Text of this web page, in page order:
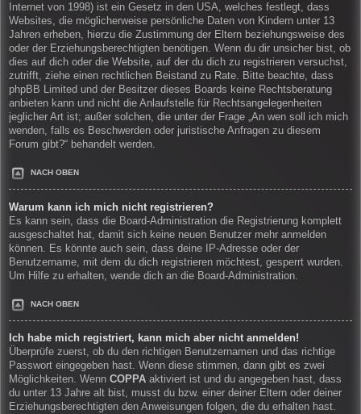
Internet von 1998) ist ein Gesetz in den USA, welches festlegt, dass
Websites, die möglicherweise persönliche Daten von Kindern unter 13
Jahren erheben, hierzu die Zustimmung der Eltern beziehungsweise des
oder der Erziehungsberechtigten benötigen. Wenn du dir unsicher bist, ob
dies auf dich oder die Website, auf der du dich zu registrieren versuchst,
zutrifft, ziehe einen rechtlichen Beistand zu Rate. Bitte beachte, dass
phpBB Limited und der Besitzer dieses Boards keine Rechtsberatung
anbieten kann und nicht die Anlaufstelle für Rechtsangelegenheiten
jeglicher Art ist; außer solchen, die unter der Frage „An wen soll ich mich
wenden, falls es Beschwerden oder juristische Anfragen zu diesem
Forum gibt?“ behandelt werden.
NACH OBEN
Warum kann ich mich nicht registrieren?
Es kann sein, dass die Board-Administration die Registrierung komplett
ausgeschaltet hat, damit sich keine neuen Benutzer mehr anmelden
können. Es könnte auch sein, dass deine IP-Adresse oder der
Benutzername, mit dem du dich registrieren möchtest, gesperrt wurden.
Um Hilfe zu erhalten, wende dich an die Board-Administration.
NACH OBEN
Ich habe mich registriert, kann mich aber nicht anmelden!
Überprüfe zuerst, ob du den richtigen Benutzernamen und das richtige
Passwort eingegeben hast. Wenn diese stimmen, dann gibt es zwei
Möglichkeiten. Wenn COPPA aktiviert ist und du angegeben hast, dass
du unter 13 Jahre alt bist, musst du bzw. einer deiner Eltern oder deiner
Erziehungsberechtigten den Anweisungen folgen, die du erhalten hast.